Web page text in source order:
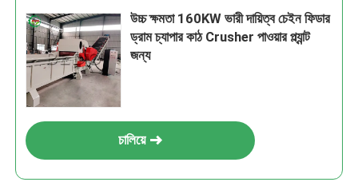
উচ্চ ক্ষমতা 160KW ভারী দায়িত্ব চেইন ফিডার
ড্রাম চ্যাপার কাঠ Crusher পাওয়ার প্ল্যান্ট
জন্য
চালিয়ে